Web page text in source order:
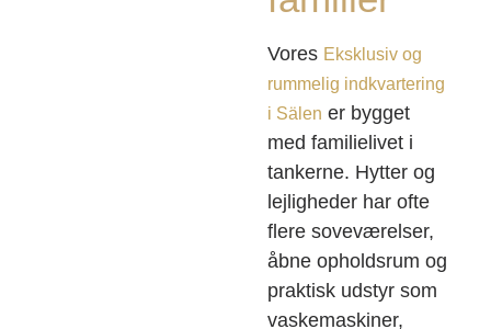
Vores Eksklusiv og
rummelig indkvartering
i Sälen er bygget
med familielivet i
tankerne. Hytter og
lejligheder har ofte
flere soveværelser,
åbne opholdsrum og
praktisk udstyr som
vaskemaskiner,